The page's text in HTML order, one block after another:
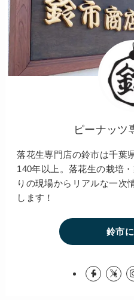
ピーナッツ
落花生専門店の鈴市は千葉
140年以上。落花生の栽培
りの現場からリアルな一次
します！
鈴市